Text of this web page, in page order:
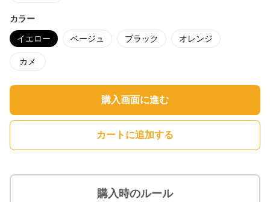
カラー
イエロー ベージュ ブラック オレンジ
カメ
購入画面に進む
カートに追加する
購入時のルール